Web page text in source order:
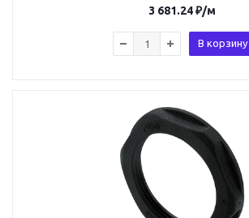
3 681.24₽/м
В корзину